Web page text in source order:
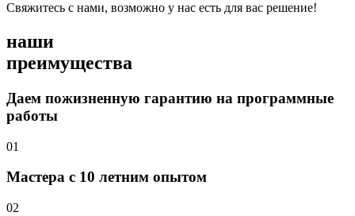
Свяжитесь с нами, возможно у нас есть для вас решение!
наши
преимущества
Даем пожизненную гарантию на программные
работы
01
Мастера с 10 летним опытом
02